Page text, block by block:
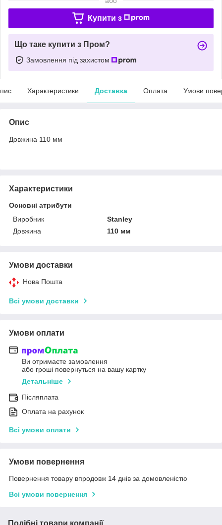
Купити з
Що таке купити з Пром?
Замовлення під захистом
Характеристики Доставка Оплата Умови
Опис
Довжина 110 мм
Характеристики
Основні атрибути
Виробник
Stanley
Довжина
110 мм
Умови доставки
Нова Пошта
Всі умови доставки
Умови оплати
Ви отримаєте замовлення
або гроші повернуться на вашу картку
Детальніше
Післяплата
Оплата на рахунок
Всі умови оплати
Умови повернення
Повернення товару впродовж 14 днів за домовленістю
Всі умови повернення